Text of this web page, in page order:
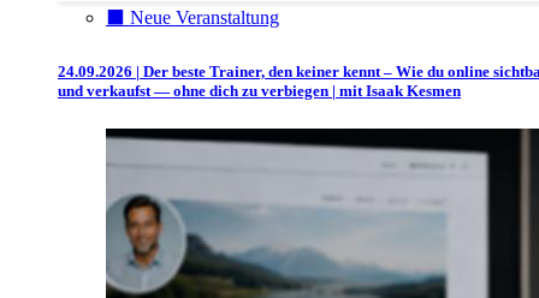
⬛️ Neue Veranstaltung
24.09.2026 | Der beste Trainer, den keiner kennt – Wie du online
und verkaufst — ohne dich zu verbiegen | mit Isaak Kesmen